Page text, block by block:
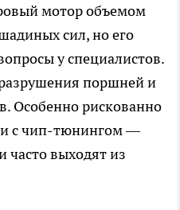
мотор объемом
сил, но его
у специалистов.
поршней и
Особенно рискованно
с чип-тюнингом —
часто выходят из